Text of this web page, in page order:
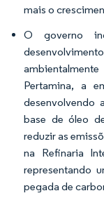
mais o
O governo
Pertamina, a
desenvolvendo
base de óleo
reduzir as
na Refinaria
representando
pegada de